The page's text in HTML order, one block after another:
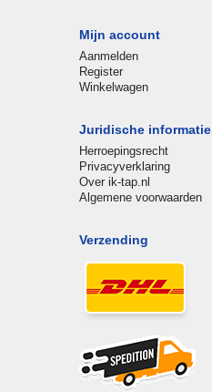
Mijn account
Aanmelden
Register
Winkelwagen
Juridische informatie
Herroepingsrecht
Privacyverklaring
Over ik-tap.nl
Algemene voorwaarden
Verzending